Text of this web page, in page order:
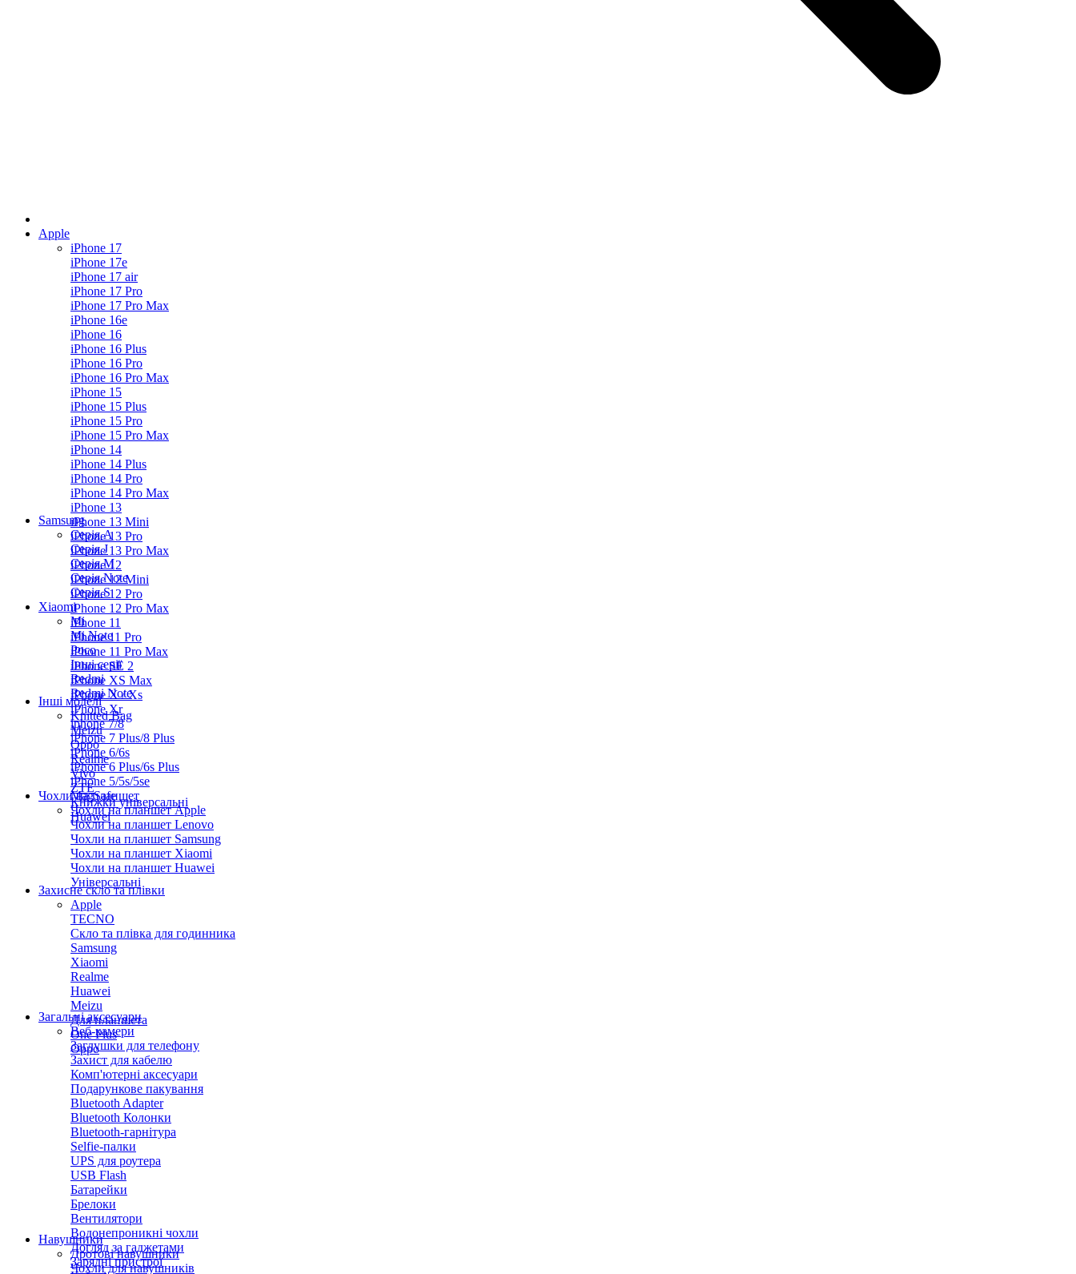
Apple
iPhone 17
iPhone 17e
iPhone 17 air
iPhone 17 Pro
iPhone 17 Pro Max
iPhone 16e
iPhone 16
iPhone 16 Plus
iPhone 16 Pro
iPhone 16 Pro Max
iPhone 15
iPhone 15 Plus
iPhone 15 Pro
iPhone 15 Pro Max
iPhone 14
iPhone 14 Plus
iPhone 14 Pro
iPhone 14 Pro Max
iPhone 13
iPhone 13 Mini
iPhone 13 Pro
iPhone 13 Pro Max
iPhone 12
iPhone 12 Mini
iPhone 12 Pro
iPhone 12 Pro Max
iPhone 11
iPhone 11 Pro
iPhone 11 Pro Max
iPhone SE 2
iPhone XS Max
iPhone X / Xs
iPhone Xr
iphone 7/8
iPhone 7 Plus/8 Plus
iPhone 6/6s
iPhone 6 Plus/6s Plus
iPhone 5/5s/5se
MagSafe
Samsung
Серія А
Серiя J
Серiя M
Серія Note
Серія S
Xiaomi
Mi
Mi Note
Poco
Інші серії
Redmi
Redmi Note
Інші моделі
Knitted Bag
Meizu
Oppo
Realme
Vivo
ZTE
Книжки універсальні
Huawei
Чохли на планшет
Чохли на планшет Apple
Чохли на планшет Lenovo
Чохли на планшет Samsung
Чохли на планшет Xiaomi
Чохли на планшет Huawei
Універсальні
Захисне скло та плівки
Apple
TECNO
Скло та плівка для годинника
Samsung
Xiaomi
Realme
Huawei
Meizu
Для планшета
One Plus
Oppo
Загальні аксесуари
Веб-камери
Заглушки для телефону
Захист для кабелю
Комп'ютерні аксесуари
Подарункове пакування
Bluetooth Adapter
Bluetooth Колонки
Bluetooth-гарнітура
Selfie-палки
UPS для роутера
USB Flash
Батарейки
Брелоки
Вентилятори
Водонепроникні чохли
Догляд за гаджетами
Зарядні пристрої
Навушники
Дротові навушники
Чохли для навушників